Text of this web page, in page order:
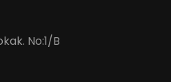
No:1/B